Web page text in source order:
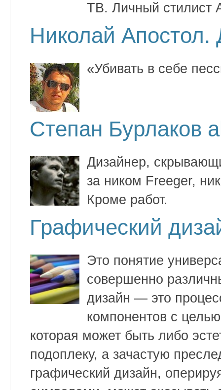
ТВ. Личный стилист
Николай Апостол.
«Убивать в себе
Степан Бурлаков
Дизайнер,
за ником Freeger,
Кроме работ.
Графический
Это понятие
совершенно
дизайн — это
компонентов с
которая может быть либо
подоплеку, а зачастую
графический дизайн,